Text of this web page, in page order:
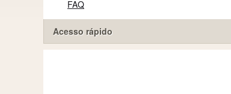
FAQ
Acesso rápido